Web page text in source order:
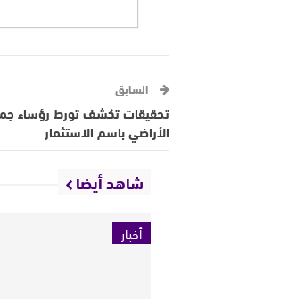
السابق
تحقيقات تكشف تورط رؤساء
الأراضي باسم الاستثمار
شاهد أيضا
أخبار